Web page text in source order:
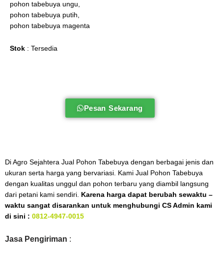
pohon tabebuya ungu,
pohon tabebuya putih,
pohon tabebuya magenta
Stok : Tersedia
Pesan Sekarang
Di Agro Sejahtera Jual Pohon Tabebuya dengan berbagai jenis dan
ukuran serta harga yang bervariasi. Kami Jual Pohon Tabebuya
dengan kualitas unggul dan pohon terbaru yang diambil langsung
dari petani kami sendiri. Karena harga dapat berubah sewaktu –
waktu sangat disarankan untuk menghubungi CS Admin kami
di sini : 0812-4947-0015
Jasa Pengiriman :